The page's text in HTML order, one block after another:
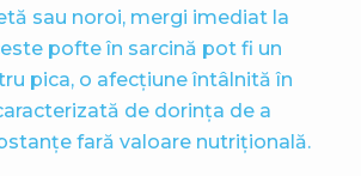
sau noroi, mergi imediat la
pofte în sarcină pot fi un
pica, o afecțiune întâlnită în
de dorința de a
fară valoare nutrițională.